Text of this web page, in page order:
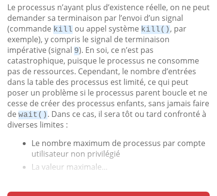
Le processus n’ayant plus d’existence réelle, on ne peut
demander sa terminaison par l’envoi d’un signal
(commande kill ou appel système kill() , par
exemple), y compris le signal de terminaison
impérative (signal 9). En soi, ce n’est pas
catastrophique, puisque le processus ne consomme
pas de ressources. Cependant, le nombre d’entrées
dans la table des processus est limité, ce qui peut
poser un problème si le processus parent boucle et ne
cesse de créer des processus enfants, sans jamais faire
de wait() . Dans ce cas, il sera tôt ou tard confronté à
diverses limites :
Le nombre maximum de processus par compte
utilisateur non privilégié
La valeur maximale...